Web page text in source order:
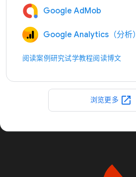
Google AdMob
Google Analytics（分析）
阅读案例研究试学教程阅读博文
浏览更多 open_in_new